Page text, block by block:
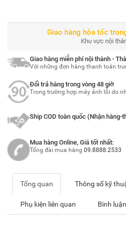
Giao hàng hỏa tốc
Khu vực nội
Giao hàng miễn phí nội thành -
Với những đơn hàng thanh toán
Đổi trả hàng trong vòng 48 giờ
Trong trường hợp máy ảnh lỗi do
Ship COD toàn quốc (Nhận hàng-
Mua hàng Online, Giá tốt nhất:
Tổng đài mua hàng 09.8888.2533
Tổng quan Thông số kỹ
Phụ kiện liên quan Bình luận